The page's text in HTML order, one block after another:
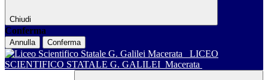
Chiudi
Conferma
Annulla Conferma
LICEO
SCIENTIFICO STATALE G. GALILEI Macerata